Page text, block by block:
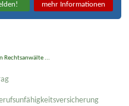
mehr Informationen
Rechtsanwälte ...